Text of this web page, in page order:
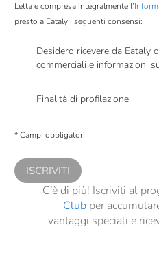
Letta e compresa integralmente l’
presto a Eataly i seguenti consensi:
Desidero ricevere da Eataly
commerciali e informazioni
Finalità di profilazione
comunicazioni commerciali
* Campi obbligatori
ISCRIVITI
C’è di più! Iscriviti al
Clubper
vantaggi speciali e